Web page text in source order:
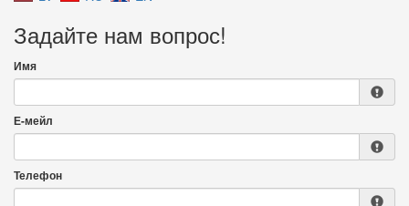
Задайте нам вопрос!
Имя
Е-мейл
Телефон